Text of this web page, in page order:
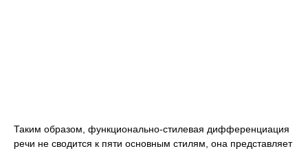
Таким образом, функционально-стилевая дифференциация
речи не сводится к пяти основным стилям, она представляет